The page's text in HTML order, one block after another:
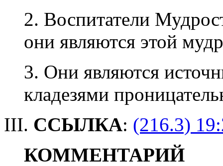
2. Воспитатели
они являются этой
3. Они являются
кладезями
III. ССЫЛКА: (216.3)
КОММЕНТАРИЙ